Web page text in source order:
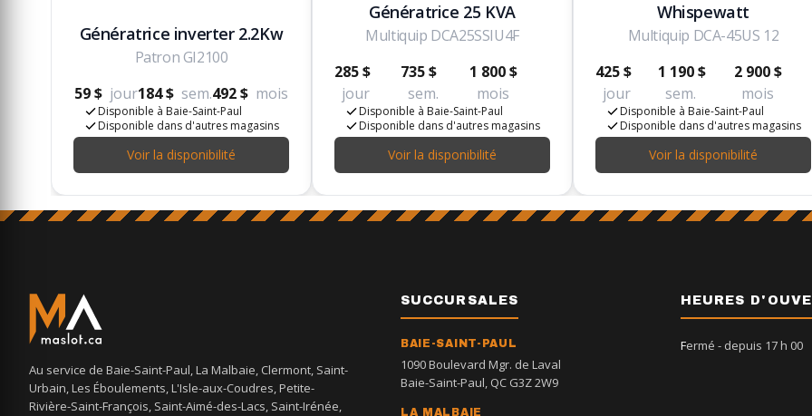
Génératrice inverter 2.2Kw
Patron GI2100
59 $ jour184 $ sem.492 $ mois
Disponible à Baie-Saint-Paul
Disponible dans d'autres magasins
Voir la disponibilité
Génératrice 25 KVA
Multiquip DCA25SSIU4F
285 $
jour
735 $
sem.
1 800 $
mois
Disponible à Baie-Saint-Paul
Disponible dans d'autres magasins
Voir la disponibilité
Whispewatt
Multiquip DCA-45US 12
425 $
jour
1 190 $
sem.
2 900 $
mois
Disponible à Baie-Saint-Paul
Disponible dans d'autres magasins
Voir la disponibilité
Au service de Baie-Saint-Paul, La Malbaie, Clermont, Saint-
Urbain, Les Éboulements, L'Isle-aux-Coudres, Petite-
Rivière-Saint-François, Saint-Aimé-des-Lacs, Saint-Irénée,
SUCCURSALES
BAIE-SAINT-PAUL
1090 Boulevard Mgr. de Laval
Baie-Saint-Paul, QC G3Z 2W9
LA MALBAIE
HEURES
Fermé - depuis 17 h 00